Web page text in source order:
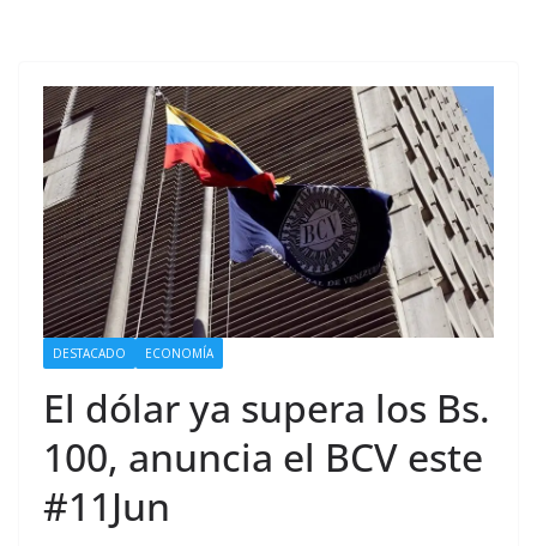
DESTACADO ECONOMÍA
El dólar ya supera los Bs.
100, anuncia el BCV este
#11Jun